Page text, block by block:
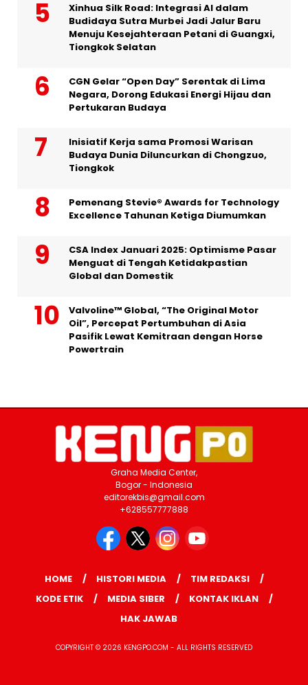
Xinhua Silk Road: Integrasi AI dalam
Budidaya Sutra Murbei Jadi Jalur Baru
Menuju Kesejahteraan Petani di Guangxi,
Tiongkok Selatan
CGN Gelar “Open Day” Serentak di Lima
Negara, Dorong Edukasi Energi Hijau dan
Pertukaran Budaya
Inisiatif Kerja sama Promosi Warisan
Budaya Dunia Diluncurkan di Chongzuo,
Tiongkok
Pemenang Stevie® Awards for Technology
Excellence Tahunan Ketiga Diumumkan
CSA Index Januari 2025: Optimisme Pasar
Menguat di Tengah Ketidakpastian
Global dan Domestik
Valvoline™ Global, “The Original Motor
Oil”, Percepat Pertumbuhan di Asia
Pasifik Lewat Kemitraan dengan Horse
Powertrain
Graha Media Center,
Bogor - Indonesia
editorekbis@gmail.com
+628557777888
HOME HISTORI MEDIA
TIM REDAKSI
KODE ETIK
MEDIA SIBER
KONTAK IKLAN
HAK JAWAB
COPYRIGHT © 2026 KENGPO.COM - ALL RIGHTS RESERVED